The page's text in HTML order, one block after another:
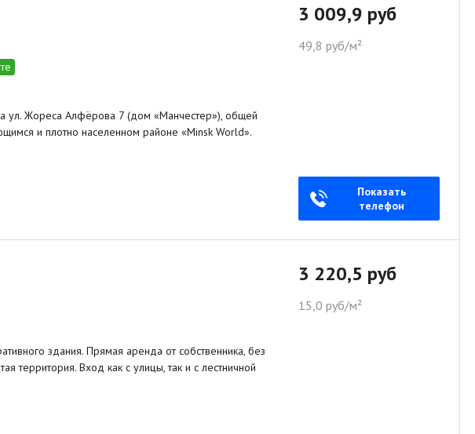
ул. Жореса Алфёрова 7 (дом «Манчестер»), общей
и плотно населенном районе «Minsk World».
3 009,9 руб
49,8 руб/м²
Показать
телефон
здания. Прямая аренда от собственника, без
территория. Вход как с улицы, так и с лестничной
3 220,5 руб
15,0 руб/м²